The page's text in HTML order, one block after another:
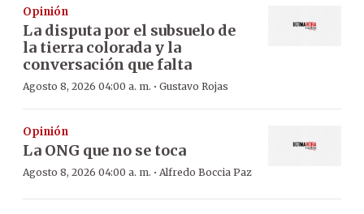
Opinión
La disputa por el subsuelo de
la tierra colorada y la
conversación que falta
Agosto 8, 2026 04:00 a. m. · Gustavo Rojas
Opinión
La ONG que no se toca
Agosto 8, 2026 04:00 a. m. · Alfredo Boccia Paz